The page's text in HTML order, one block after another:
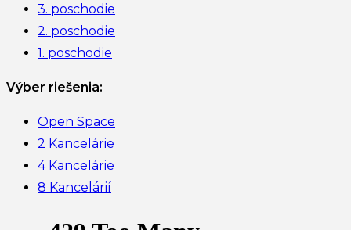
3. poschodie
2. poschodie
1. poschodie
Výber riešenia:
Open Space
2 Kancelárie
4 Kancelárie
8 Kancelárií